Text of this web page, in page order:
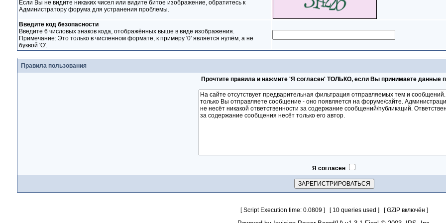
Если Вы не видите никаких чисел или видите битое изображение, обратитесь к
Администратору форума для устранения проблемы.
Введите код безопасности
Введите 6 числовых знаков кода, отображённых выше в виде изображения.
Примечание: Это только в численном формате, к примеру '0' является нулём, а не
буквой 'O'.
Правила пользования
Прочтите правила и нажмите 'Я согласен' ТОЛЬКО, если Вы принимаете данные
Я согласен
[ Script Execution time: 0.0809 ] [ 10 queries used ] [ GZIP включён ]